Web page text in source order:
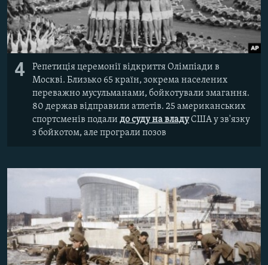
4
Репетиція церемонії відкриття Олімпіади в
Москві. Близько 65 країн, зокрема населених
переважно мусульманами, бойкотували змагання.
80 держав відправили атлетів. 25 американських
спортсменів подали до суду на владуСША у зв'язку
з бойкотом, але програли позов